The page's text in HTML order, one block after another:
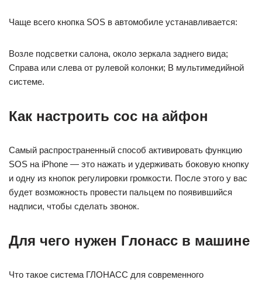
Чаще всего кнопка SOS в автомобиле устанавливается:
Возле подсветки салона, около зеркала заднего вида;
Справа или слева от рулевой колонки; В мультимедийной
системе.
Как настроить сос на айфон
Самый распространенный способ активировать функцию
SOS на iPhone — это нажать и удерживать боковую кнопку
и одну из кнопок регулировки громкости. После этого у вас
будет возможность провести пальцем по появившийся
надписи, чтобы сделать звонок.
Для чего нужен Глонасс в машине
Что такое система ГЛОНАСС для современного